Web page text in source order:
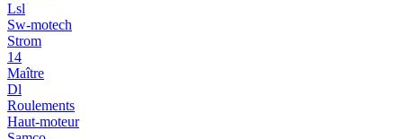
Lsl
Sw-motech
Strom
14
Maître
Dl
Roulements
Haut-moteur